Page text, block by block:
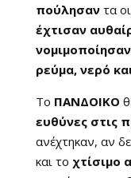
πούλησαντα
έχτισαν
νομιμοποίησαν
ρεύμα, νερό
Το ΠΑΝΔΟΙΚΟ
ευθύνες στις
ανέχτηκαν, αν
και το χτίσιμο